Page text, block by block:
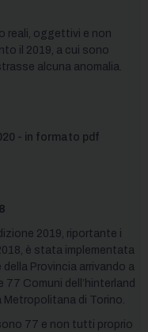
reali, oggettivi e non
il 2019, a cui sono
alcuna anomalia.
- in formato pdf
2019, riportante i
è stata implementata
della Provincia arrivando a
77 Comuni dell’hinterland
Metropolitana di Torino.
77 e non tutti proprio